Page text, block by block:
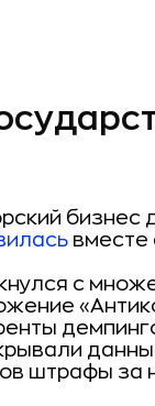
бизнес
вместе
с
штрафы за